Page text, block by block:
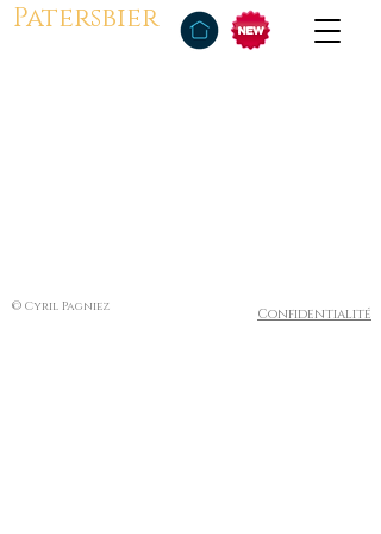
Patersbier
© Cyril Pagniez Confidentialité